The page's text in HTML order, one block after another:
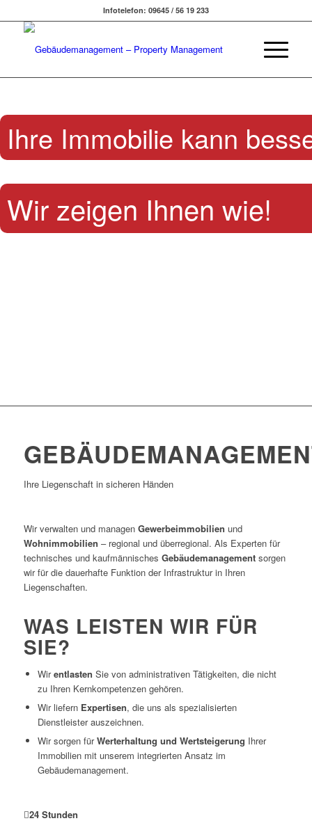
Infotelefon: 09645 / 56 19 233
Ihre Immobilie kann
Wir zeigen Ihnen wie!
Ihre Liegenschaft in sicheren Händen
Wir verwalten und managenGewerbeimmobilien und
Wohnimmobilien – regional und überregional. Als Experten für
technisches und kaufmännisches Gebäudemanagementsorgen
wir für die dauerhafte Funktion der Infrastruktur in Ihren
Liegenschaften.
WAS LEISTEN WIR FÜR
SIE?
Wirentlasten Sie von administrativen Tätigkeiten, die nicht
zu Ihren Kernkompetenzen gehören.
Wir liefern Expertisen, die uns als spezialisierten
Dienstleister auszeichnen.
Wir sorgen fürWerterhaltung und Wertsteigerung Ihrer
Immobilien mit unserem integrierten Ansatz im
Gebäudemanagement.
24Stunden